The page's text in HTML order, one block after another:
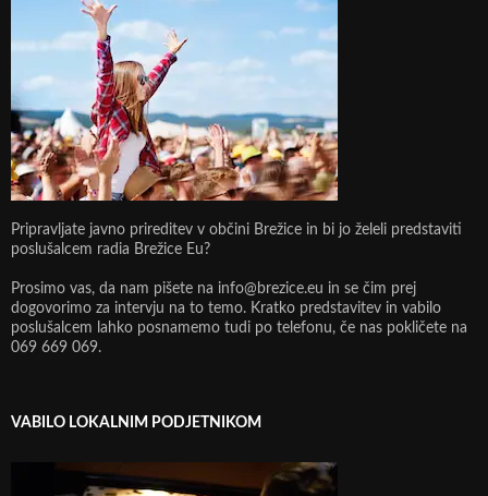
Pripravljate javno prireditev v občini Brežice in bi jo želeli predstaviti
poslušalcem radia Brežice Eu?
Prosimo vas, da nam pišete na info@brezice.eu in se čim prej
dogovorimo za intervju na to temo. Kratko predstavitev in vabilo
poslušalcem lahko posnamemo tudi po telefonu, če nas pokličete na
069 669 069.
VABILO LOKALNIM PODJETNIKOM